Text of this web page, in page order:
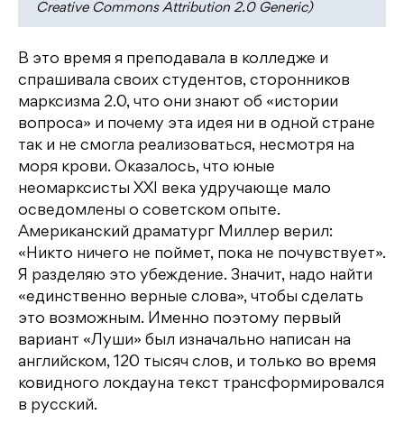
Creative Commons Attribution 2.0 Generic)
В это время я преподавала в колледже и
спрашивала своих студентов, сторонников
марксизма 2.0, что они знают об «истории
вопроса» и почему эта идея ни в одной стране
так и не смогла реализоваться, несмотря на
моря крови. Оказалось, что юные
неомарксисты ХХI века удручающе мало
осведомлены о советском опыте.
Американский драматург Миллер верил:
«Никто ничего не поймет, пока не почувствует».
Я разделяю это убеждение. Значит, надо найти
«единственно верные слова», чтобы сделать
это возможным. Именно поэтому первый
вариант «Луши» был изначально написан на
английском, 120 тысяч слов, и только во время
ковидного локдауна текст трансформировался
в русский.